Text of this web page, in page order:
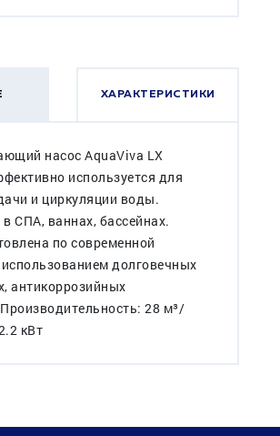
ХАРАКТЕРИСТИКИ
насос AquaViva LX
используется для
и циркуляции воды.
СПА, ваннах, бассейнах.
по современной
использованием долговечных
антикоррозийных
28 м³/
кВт